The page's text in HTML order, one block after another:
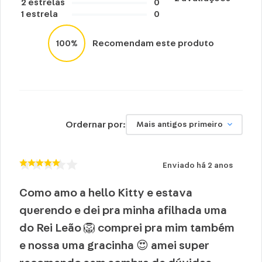
Não utilizar produtos abrasivos ou químicos
Lavar com o lado macio da esponja (lado
amarelo).
2 estrelas
1 estrela
0
0
100% Recomendam este produto
Ordernar por: Mais antigos primeiro
Enviado há 2 anos
Como amo a hello Kitty e estava
querendo e dei pra minha afilhada uma
do Rei Leão 🦁 comprei pra mim também
e nossa uma gracinha 😍 amei super